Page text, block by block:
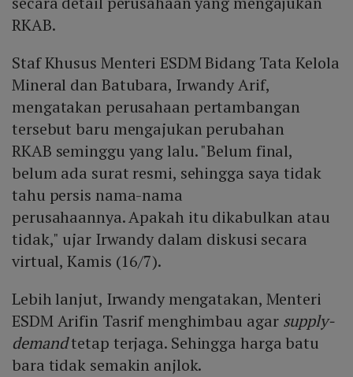
RKAB.
Staf Khusus Menteri ESDM Bidang Tata Kelola
Mineral dan Batubara, Irwandy Arif,
mengatakan perusahaan pertambangan
tersebut baru mengajukan perubahan
RKAB seminggu yang lalu. "Belum final,
belum ada surat resmi, sehingga saya tidak
tahu persis nama-nama
perusahaannya. Apakah itu dikabulkan atau
tidak," ujar Irwandy dalam diskusi secara
virtual, Kamis (16/7).
Lebih lanjut, Irwandy mengatakan, Menteri
ESDM Arifin Tasrif menghimbau agar supply-
demandtetap terjaga. Sehingga harga batu
bara tidak semakin anjlok.